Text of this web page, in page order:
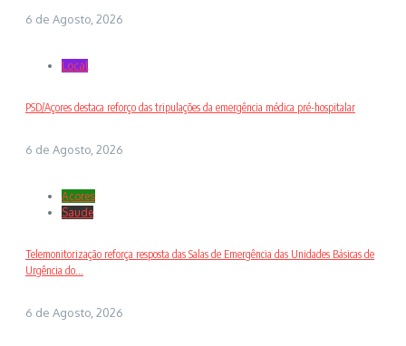
6 de Agosto, 2026
Local
PSD/Açores destaca reforço das tripulações da emergência médica pré-hospitalar
6 de Agosto, 2026
Açores
Saude
Telemonitorização reforça resposta das Salas de Emergência das Unidades Básicas de
Urgência do...
6 de Agosto, 2026